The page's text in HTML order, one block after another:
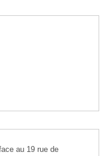
au 19 rue de